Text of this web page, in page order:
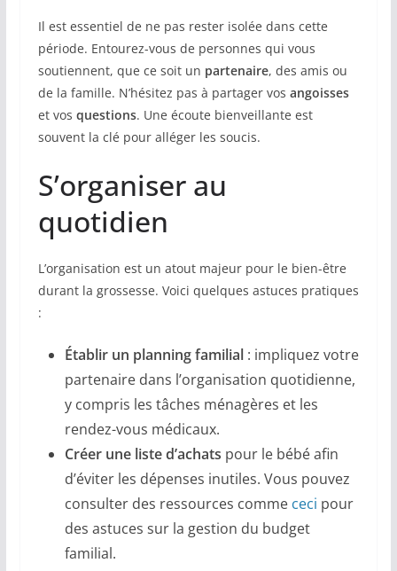
Il est essentiel de ne pas rester isolée dans cette
période. Entourez-vous de personnes qui vous
soutiennent, que ce soit un partenaire, des amis ou
de la famille. N’hésitez pas à partager vos angoisses
et vos questions. Une écoute bienveillante est
souvent la clé pour alléger les soucis.
S’organiser au
quotidien
L’organisation est un atout majeur pour le bien-être
durant la grossesse. Voici quelques astuces pratiques
:
Établir un planning familial: impliquez votre
partenaire dans l’organisation quotidienne,
y compris les tâches ménagères et les
rendez-vous médicaux.
Créer une liste d’achats pour le bébé afin
d’éviter les dépenses inutiles. Vous pouvez
consulter des ressources comme ceci pour
des astuces sur la gestion du budget
familial.